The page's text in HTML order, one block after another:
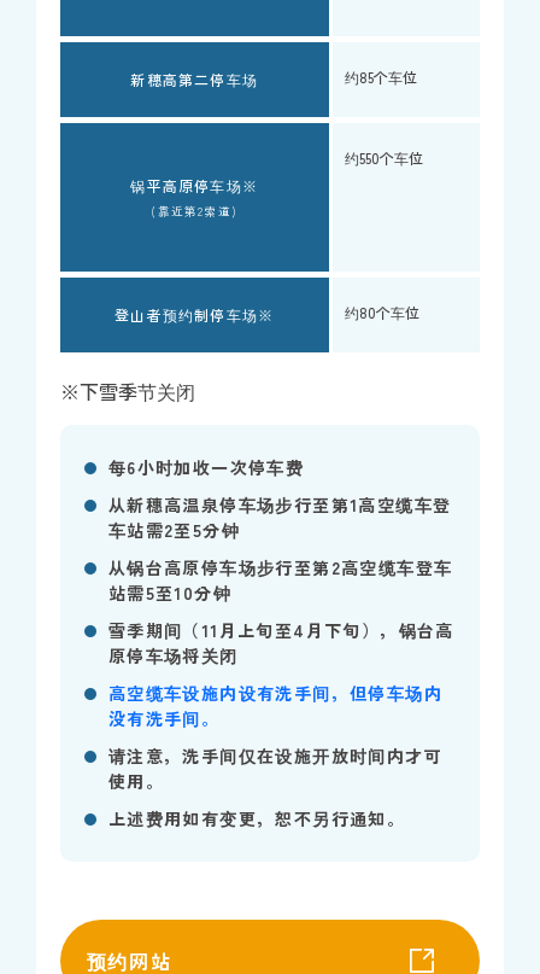
新穗高第二停车场 约85个车位
锅平高原停车场※
(靠近第2索道)
约550个车位
登山者预约制停车场※ 约80个车位
※下雪季节关闭
每6小时加收一次停车费
从新穗高温泉停车场步行至第1高空缆车登
车站需2至5分钟
从锅台高原停车场步行至第2高空缆车登车
站需5至10分钟
雪季期间（11​​月上旬至4月下旬），锅台高
原停车场将关闭
高空缆车设施内设有洗手间，但停车场内
没有洗手间。
请注意，洗手间仅在设施开放时间内才可
使用。
上述费用如有变更，恕不另行通知。
预约网站